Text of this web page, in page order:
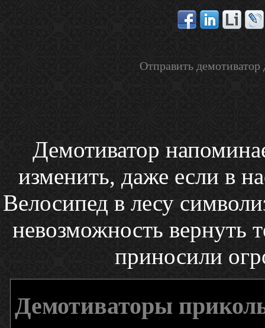
Отправить
Демотиватор
изменить, даже если в
Велосипед в лесу
невозможность вернуть
приносили
Демотиваторы